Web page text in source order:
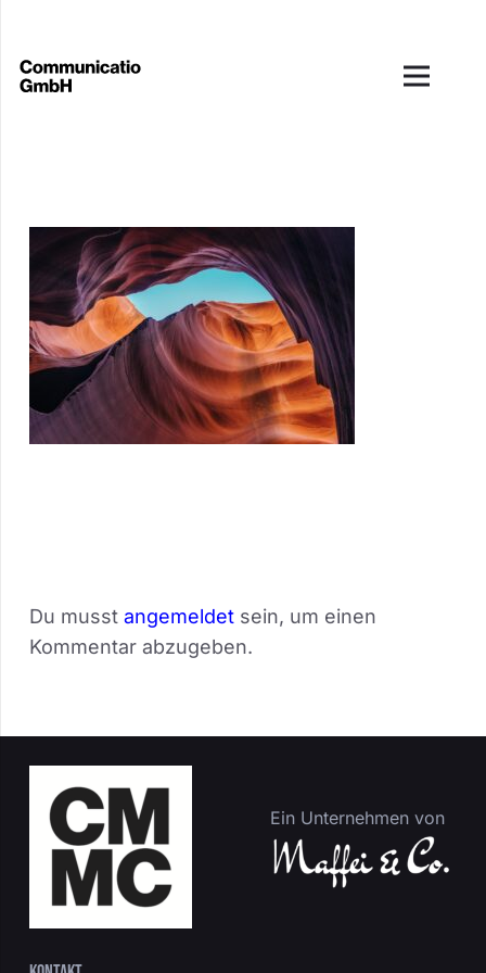
Du musst angemeldet sein, um einen
Kommentar abzugeben.
Ein Unternehmen von